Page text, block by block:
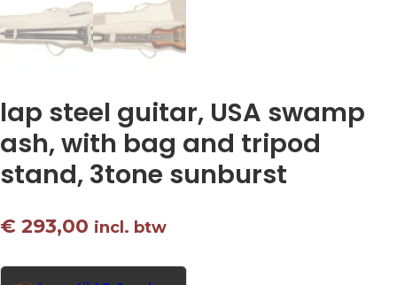
lap steel guitar, USA swamp
ash, with bag and tripod
stand, 3tone sunburst
€ 293,00 incl. btw